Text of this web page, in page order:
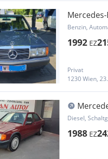
Mercedes-
Benzin,
1992 EZ
Privat
1230 Wien,
Diesel,
1988 EZ